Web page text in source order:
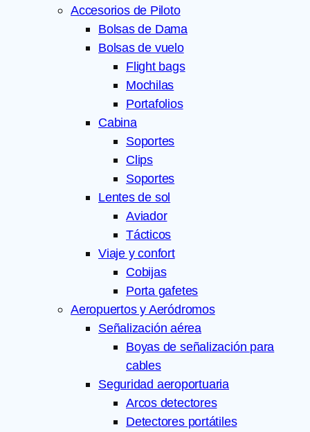
Accesorios de Piloto
Bolsas de Dama
Bolsas de vuelo
Flight bags
Mochilas
Portafolios
Cabina
Soportes
Clips
Soportes
Lentes de sol
Aviador
Tácticos
Viaje y confort
Cobijas
Porta gafetes
Aeropuertos y Aeródromos
Señalización aérea
Boyas de señalización para
cables
Seguridad aeroportuaria
Arcos detectores
Detectores portátiles